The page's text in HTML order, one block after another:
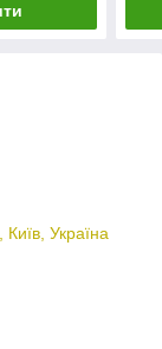
Україна